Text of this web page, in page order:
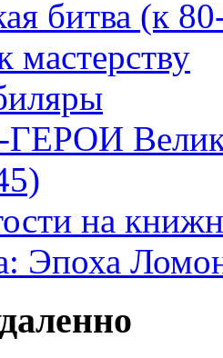
битва (к
мастерству
на
Эпоха